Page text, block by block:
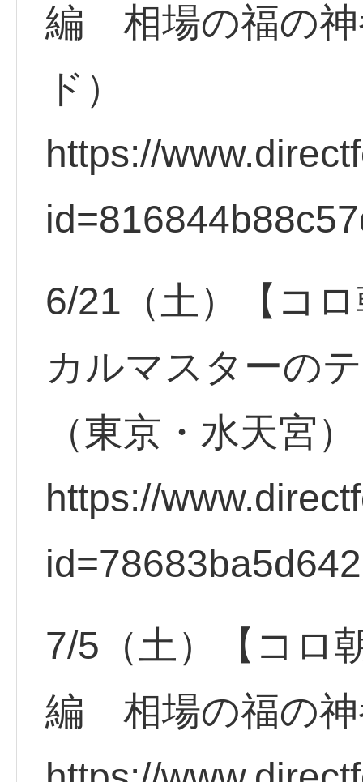
編 相場の福の神
ド）
https://
6/21（土）【コ
カルマスターの
（東京・水天宮）
https://
7/5（土）【コロ
編 相場の福の神